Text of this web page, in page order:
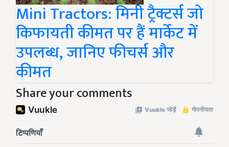
Mini Tractors: मिनी ट्रैक्टर्स जो
किफायती कीमत पर हैं मार्केट में
उपलब्ध, जानिए फीचर्स और
कीमत
Share your comments